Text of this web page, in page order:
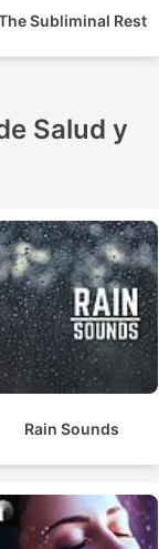
Subliminal Rest
Salud y
Rain Sounds